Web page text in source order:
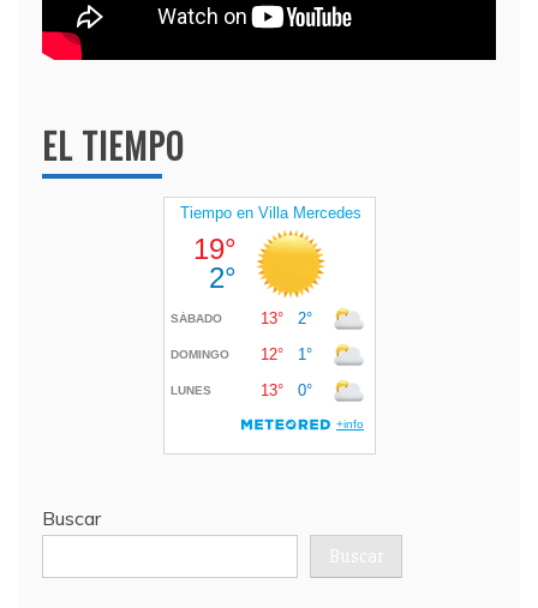
EL TIEMPO
Buscar
Buscar